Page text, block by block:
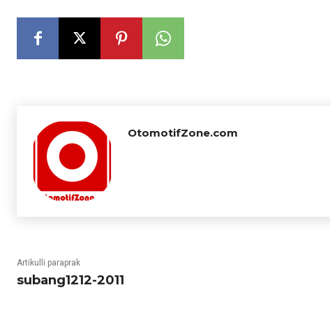
OtomotifZone.com
Artikulli paraprak
subang1212-2011